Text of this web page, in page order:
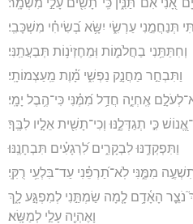
אִם־תַּנִּ֑ין כִּֽי־תָשִׂ֖ים עָלַ֣י מִשְׁמָֽר׃
תְּנַחֲמֵ֣נִי עַרְשִׂ֑י יִשָּׂ֥א בְ֝שִׂיחִ֗י מִשְׁכָּבִֽי׃
וְחִתַּתַּ֥נִי בַחֲלֹמ֑וֹת וּֽמֵחֶזְיֹנ֥וֹת תְּבַעֲתַֽנִּי׃
וַתִּבְחַ֣ר מַחֲנָ֣ק נַפְשִׁ֑י מָ֝֗וֶת מֵֽעַצְמוֹתָֽי׃
אֶֽחְיֶ֑ה חֲדַ֥ל מִ֝מֶּ֗נִּי כִּי־הֶ֥בֶל יָמָֽי׃
כִּ֣י תְגַדְּלֶ֑נּוּ וְכִי־תָשִׁ֖ית אֵלָ֣יו לִבֶּֽךָ׃
וַתִּפְקְדֶ֥נּוּ לִבְקָרִ֑ים לִ֝רְגָעִ֗ים תִּבְחָנֶֽנּוּ׃
מִמֶּ֑נִּי לֹֽא־תַ֝רְפֵּ֗נִי עַד־בִּלְעִ֥י רֻקִּֽי׃
נֹצֵ֪ר הָאָ֫דָ֥ם לָ֤מָה שַׂמְתַּ֣נִי לְמִפְגָּ֣ע לָ֑ךְ
וָאֶהְיֶ֖ה עָלַ֣י לְמַשָּֽׂא׃